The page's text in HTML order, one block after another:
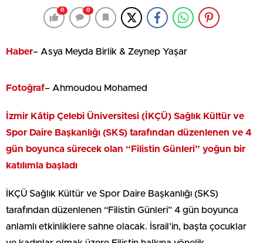
0 0
Haber– Asya Meyda Birlik & Zeynep Yaşar
Fotoğraf– Ahmoudou Mohamed
İzmir Kâtip Çelebi Üniversitesi (İKÇÜ) Sağlık Kültür ve
Spor Daire Başkanlığı (SKS) tarafından düzenlenen ve 4
gün boyunca sürecek olan “Filistin Günleri” yoğun bir
katılımla başladı
İKÇÜ Sağlık Kültür ve Spor Daire Başkanlığı (SKS)
tarafından düzenlenen “Filistin Günleri” 4 gün boyunca
anlamlı etkinliklere sahne olacak. İsrail’in, başta çocuklar